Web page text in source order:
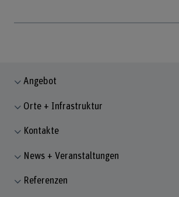
Angebot
Orte + Infrastruktur
Kontakte
News + Veranstaltungen
Referenzen